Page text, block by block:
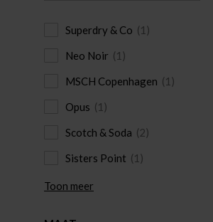
Superdry & Co (1)
Neo Noir (1)
MSCH Copenhagen (1)
Opus (1)
Scotch & Soda (2)
Sisters Point (1)
Toon meer